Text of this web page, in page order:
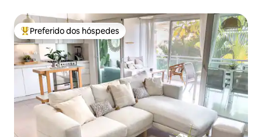
Entre os melhores preferidos dos hóspedes
Preferido dos hóspedes